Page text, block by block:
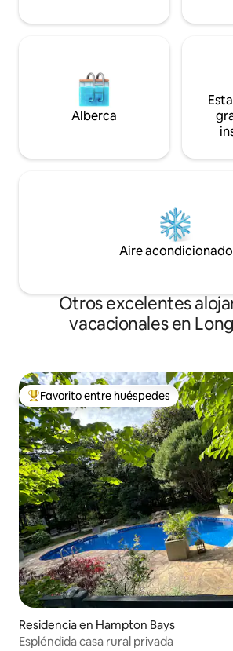
Alberca
Aire acondicionado
Otros excelentes
vacacionales en
De los mejores en Favorito entre
Favorito entre huéspedes
Residencia en Hampton Bays
Espléndida casa rural privada